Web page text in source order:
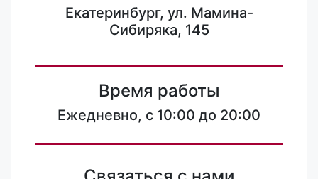
Екатеринбург, ул. Мамина-
Сибиряка, 145
Время работы
Ежедневно, с 10:00 до 20:00